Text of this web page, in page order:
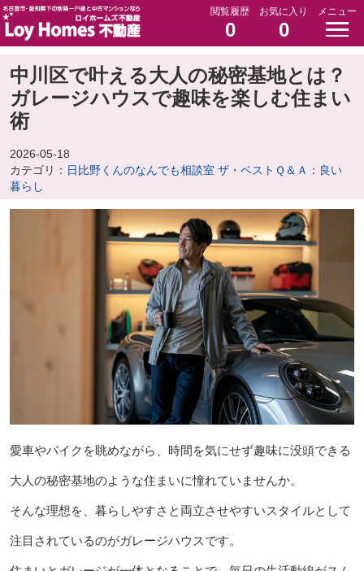
閲覧履歴
0
お気に入り
0
メニュー
中川区で叶える大人の秘密基地とは？
ガレージハウスで趣味を楽しむ住まい
術
2026-05-18
カテゴリ： 日比野くんのなんでも相談室 ザ・ベストＱ＆Ａ：良い
暮らし
愛車やバイクを眺めながら、時間を気にせず趣味に没頭できる
大人の秘密基地のような住まいに憧れていませんか。
そんな理想を、暮らしやすさと両立させやすいスタイルとして
注目されているのがガレージハウスです。